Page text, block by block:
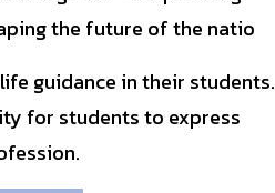
the future of the natio
guidance in their students.
for students to express